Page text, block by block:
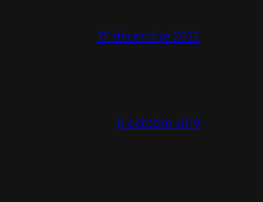
27 décembre 2022
6 octobre 2019